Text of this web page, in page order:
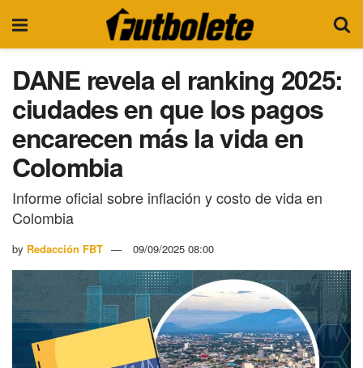
DANE revela el ranking 2025:
ciudades en que los pagos
encarecen más la vida en
Colombia
Informe oficial sobre inflación y costo de vida en
Colombia
by Redacción FBT 09/09/2025 08:00